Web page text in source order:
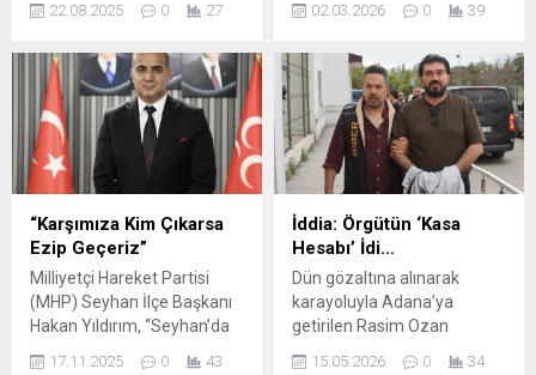
Oyuncak Kreşi, miniklere
öğretici bir ortam sunuyor.
Hafta içi her gün 09.00-
16.30 saatleri arasında açık
olan kreşte çocuklar,
öğretmenler ve uzman
ablaların gözetiminde
güvenle vakit geçiriyor.
ÇOCUKLAR HEM
EĞLENİYOR HEM
ÖĞRENİYOR Oyuncak Kreşi
öğretmeni...
22.08.2025 0 27
köprüsü üzerinde balık
Adana’da av yasağının
başladığı gün oltacıların
köprüdeki yoğunluğu
Galata’yı andırdı. Tarım ve
Orman İl Müdürlüğü
tarafından Adana il sınırları
içerisindeki tüm iç sularda
sazan ve sazangiller için 1
02.03.2026 0 39
“Karşımıza Kim Çıkarsa
Ezip Geçeriz”
Milliyetçi Hareket Partisi
(MHP) Seyhan İlçe Başkanı
Hakan Yıldırım, “Seyhan’da
17.11.2025 0 43
İddia: Örgütün ‘Kasa
Hesabı’ İdi…
Dün gözaltına alınarak
karayoluyla Adana’ya
getirilen Rasim Ozan
15.05.2026 0 34